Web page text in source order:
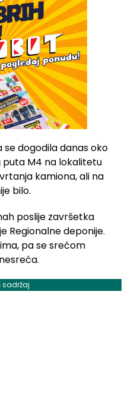
se dogodila danas oko
puta M4 na lokalitetu
kamiona, ali na
bilo.
poslije završetka
Regionalne deponije.
pa se srećom
sadržaj